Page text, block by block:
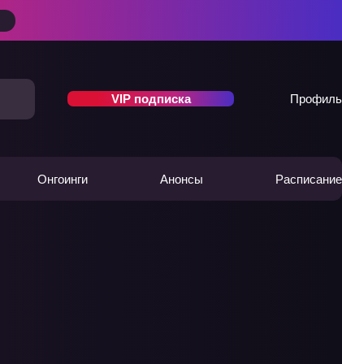
VIP подписка Профиль
Онгоинги Анонсы Расписание